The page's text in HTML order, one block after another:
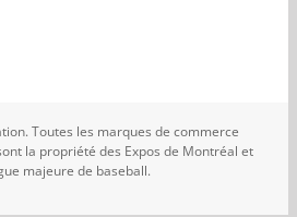
Toutes les marques de commerce
la propriété des Expos de Montréal et
majeure de baseball.